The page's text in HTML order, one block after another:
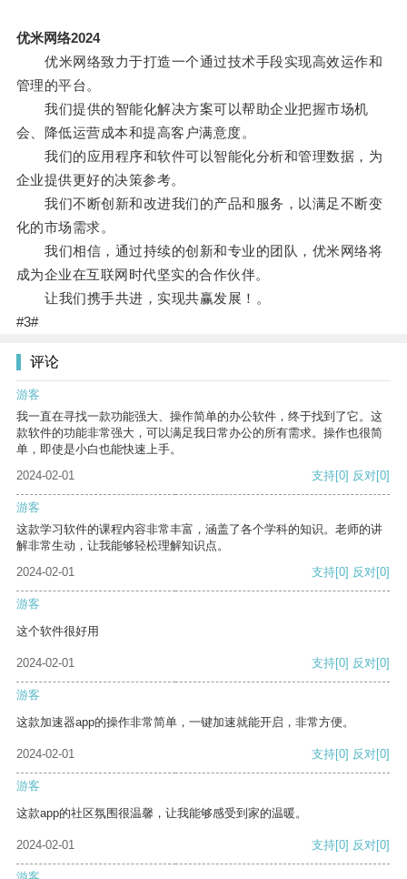
优米网络2024
优米网络致力于打造一个通过技术手段实现高效运作和
管理的平台。
我们提供的智能化解决方案可以帮助企业把握市场机
会、降低运营成本和提高客户满意度。
我们的应用程序和软件可以智能化分析和管理数据，为
企业提供更好的决策参考。
我们不断创新和改进我们的产品和服务，以满足不断变
化的市场需求。
我们相信，通过持续的创新和专业的团队，优米网络将
成为企业在互联网时代坚实的合作伙伴。
让我们携手共进，实现共赢发展！。
#3#
评论
游客
我一直在寻找一款功能强大、操作简单的办公软件，终于找到了它。这
款软件的功能非常强大，可以满足我日常办公的所有需求。操作也很简
单，即使是小白也能快速上手。
2024-02-01
支持[0] 反对[0]
游客
这款学习软件的课程内容非常丰富，涵盖了各个学科的知识。老师的讲
解非常生动，让我能够轻松理解知识点。
2024-02-01
支持[0] 反对[0]
游客
这个软件很好用
2024-02-01 支持[0] 反对[0]
游客
这款加速器app的操作非常简单，一键加速就能开启，非常方便。
2024-02-01 支持[0] 反对[0]
游客
这款app的社区氛围很温馨，让我能够感受到家的温暖。
2024-02-01 支持[0] 反对[0]